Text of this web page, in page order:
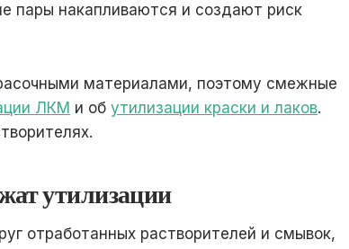
пары накапливаются и создают риск
материалами, поэтому смежные
ЛКМ и об утилизации краски и лаков.
утилизации
отработанных растворителей и смывок,